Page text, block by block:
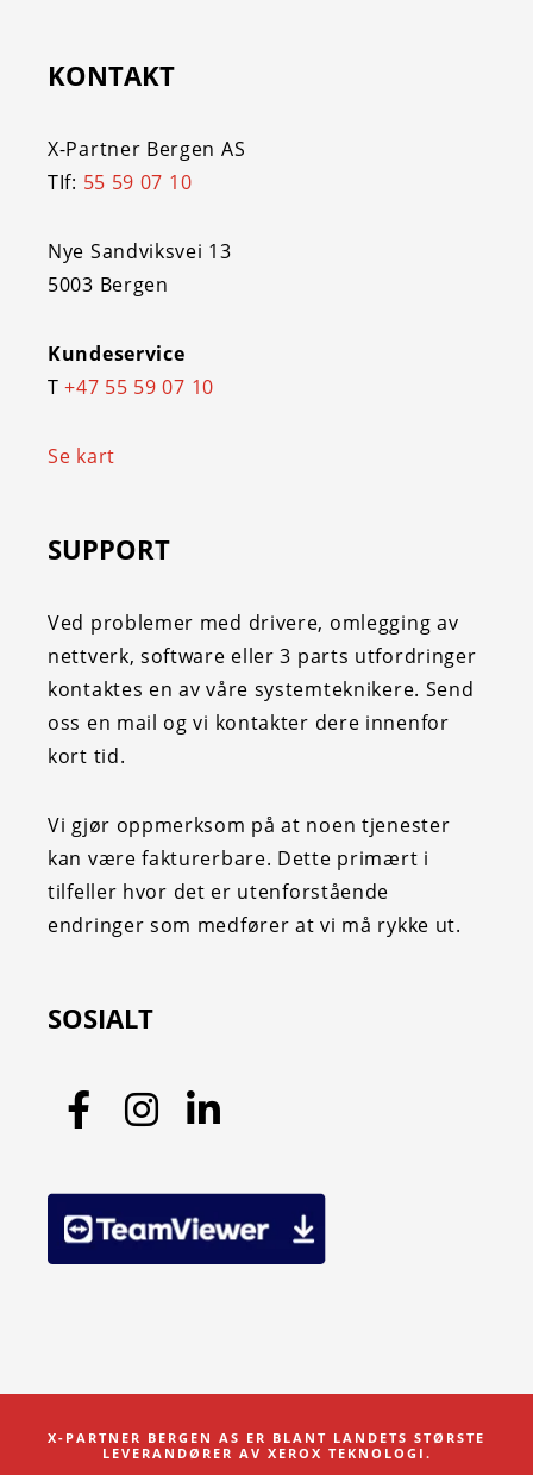
KONTAKT
X-Partner Bergen AS
TIf: 55 59 07 10
Nye Sandviksvei 13
5003 Bergen
Kundeservice
T+47 55 59 07 10
Se kart
SUPPORT
Ved problemer med drivere, omlegging av
nettverk, software eller 3 parts utfordringer
kontaktes en av våre systemteknikere. Send
oss en mail og vi kontakter dere innenfor
kort tid.
Vi gjør oppmerksom på at noen tjenester
kan være fakturerbare. Dette primært i
tilfeller hvor det er utenforstående
endringer som medfører at vi må rykke ut.
SOSIALT
Facebook
X-PARTNER BERGEN AS ER BLANT LANDETS STØRSTE
LEVERANDØRER AV XEROX TEKNOLOGI.